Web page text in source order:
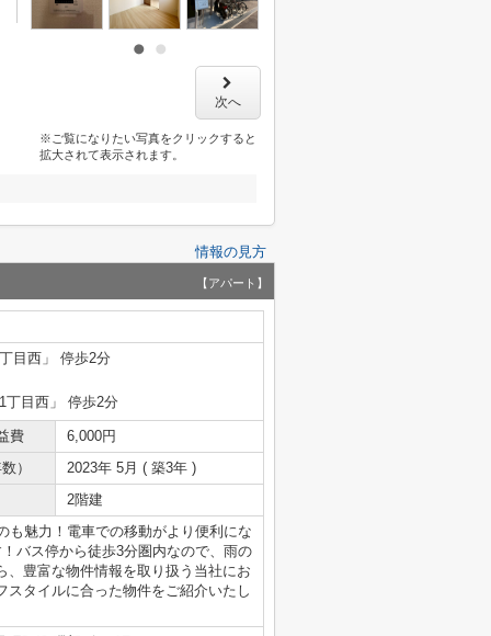
次へ
※ご覧になりたい写真をクリックすると
拡大されて表示されます。
情報の見方
【アパート】
目西」 停歩2分
丁目西」 停歩2分
費
6,000円
）
2023年 5月 ( 築3年 )
2階建
も魅力！電車での移動がより便利にな
バス停から徒歩3分圏内なので、雨の
豊富な物件情報を取り扱う当社にお
タイルに合った物件をご紹介いたし